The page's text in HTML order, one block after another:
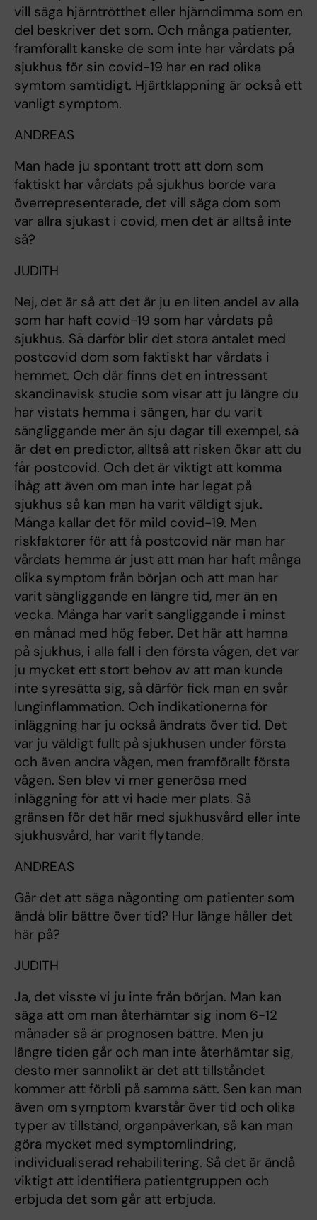
vill säga hjärntrötthet eller hjärndimma som en
del beskriver det som. Och många patienter,
framförallt kanske de som inte har vårdats på
sjukhus för sin covid-19 har en rad olika
symtom samtidigt. Hjärtklappning är också ett
vanligt symptom.
ANDREAS
Man hade ju spontant trott att dom som
faktiskt har vårdats på sjukhus borde vara
överrepresenterade, det vill säga dom som
var allra sjukast i covid, men det är alltså inte
så?
JUDITH
Nej, det är så att det är ju en liten andel av alla
som har haft covid-19 som har vårdats på
sjukhus. Så därför blir det stora antalet med
postcovid dom som faktiskt har vårdats i
hemmet. Och där finns det en intressant
skandinavisk studie som visar att ju längre du
har vistats hemma i sängen, har du varit
sängliggande mer än sju dagar till exempel, så
är det en predictor, alltså att risken ökar att du
får postcovid. Och det är viktigt att komma
ihåg att även om man inte har legat på
sjukhus så kan man ha varit väldigt sjuk.
Många kallar det för mild covid-19. Men
riskfaktorer för att få postcovid när man har
vårdats hemma är just att man har haft många
olika symptom från början och att man har
varit sängliggande en längre tid, mer än en
vecka. Många har varit sängliggande i minst
en månad med hög feber. Det här att hamna
på sjukhus, i alla fall i den första vågen, det var
ju mycket ett stort behov av att man kunde
inte syresätta sig, så därför fick man en svår
lunginflammation. Och indikationerna för
inläggning har ju också ändrats över tid. Det
var ju väldigt fullt på sjukhusen under första
och även andra vågen, men framförallt första
vågen. Sen blev vi mer generösa med
inläggning för att vi hade mer plats. Så
gränsen för det här med sjukhusvård eller inte
sjukhusvård, har varit flytande.
ANDREAS
Går det att säga någonting om patienter som
ändå blir bättre över tid? Hur länge håller det
här på?
JUDITH
Ja, det visste vi ju inte från början. Man kan
säga att om man återhämtar sig inom 6-12
månader så är prognosen bättre. Men ju
längre tiden går och man inte återhämtar sig,
desto mer sannolikt är det att tillståndet
kommer att förbli på samma sätt. Sen kan man
även om symptom kvarstår över tid och olika
typer av tillstånd, organpåverkan, så kan man
göra mycket med symptomlindring,
individualiserad rehabilitering. Så det är ändå
viktigt att identifiera patientgruppen och
erbjuda det som går att erbjuda.